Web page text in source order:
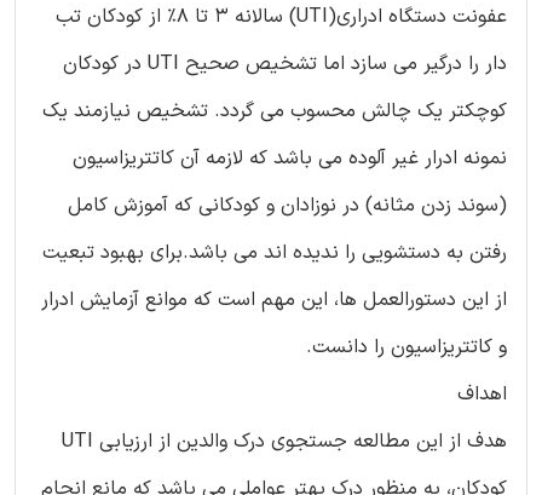
عفونت دستگاه ادراری(UTI) سالانه 3 تا 8% از کودکان تب
دار را درگیر می سازد اما تشخیص صحیح UTI در کودکان
کوچکتر یک چالش محسوب می گردد. تشخیص نیازمند یک
نمونه ادرار غیر آلوده می باشد که لازمه آن کاتتریزاسیون
(سوند زدن مثانه) در نوزادان و کودکانی که آموزش کامل
رفتن به دستشویی را ندیده اند می باشد.برای بهبود تبعیت
از این دستورالعمل ها، این مهم است که موانع آزمایش ادرار
و کاتتریزاسیون را دانست.
اهداف
هدف از این مطالعه جستجوی درک والدین از ارزیابی UTI
کودکان، به منظور درک بهتر عواملی می باشد که مانع انجام